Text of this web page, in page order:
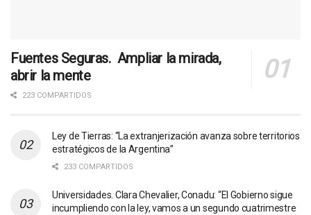
Fuentes Seguras. Ampliar la mirada,
abrir la mente
223 COMPARTIDOS
Ley de Tierras: “La extranjerización avanza sobre territorios
estratégicos de la Argentina”
233 COMPARTIDOS
Universidades. Clara Chevalier, Conadu: “El Gobierno sigue
incumpliendo con la ley, vamos a un segundo cuatrimestre